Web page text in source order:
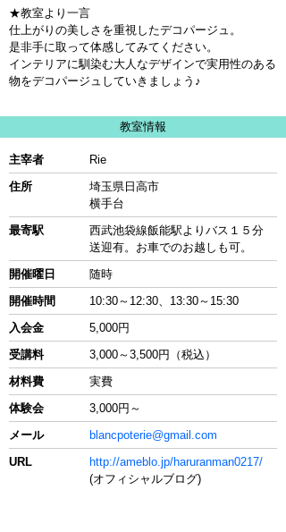
★教室より一言
仕上がりの美しさを重視したデコパージュ。
是非手に取って体感してみてください。
インテリアに馴染む大人なデザインで実用性のある
物をデコパージュしていきましょう♪
教室情報
主宰者
Rie
住所
埼玉県日高市
横手台
最寄駅
西武池袋線飯能駅よりバス１５分
送迎有。お車でのお越しも可。
開催曜日
随時
開催時間
10:30～12:30、13:30～15:30
入会金
5,000円
受講料
3,000～3,500円（税込）
材料費
実費
体験会
3,000円～
メール
blancpoterie@gmail.com
URL
http://ameblo.jp/haruranman0217/
(オフィシャルブログ)